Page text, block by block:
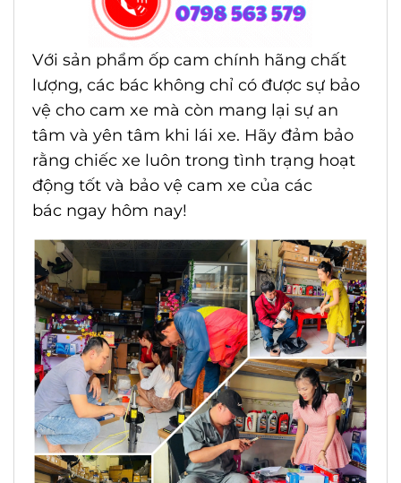
Với sản phẩm ốp cam chính hãng chất
lượng, các bác không chỉ có được sự bảo
vệ cho cam xe mà còn mang lại sự an
tâm và yên tâm khi lái xe. Hãy đảm bảo
rằng chiếc xe luôn trong tình trạng hoạt
động tốt và bảo vệ cam xe của các
bác ngay hôm nay!